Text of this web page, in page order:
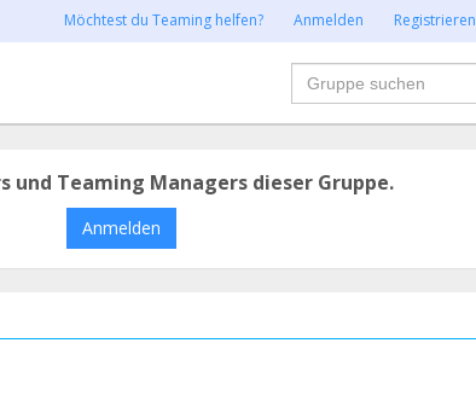
Möchtest du Teaming helfen? Anmelden Registrieren
Suche
und Teaming Managers dieser Gruppe.
Anmelden